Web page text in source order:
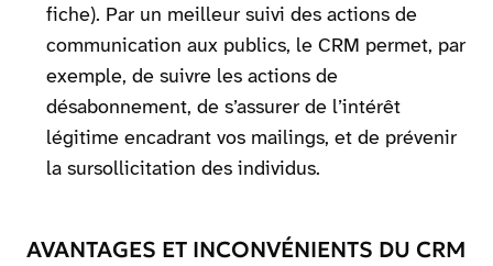
fiche). Par un meilleur suivi des actions de
communication aux publics, le CRM permet, par
exemple, de suivre les actions de
désabonnement, de s’assurer de l’intérêt
légitime encadrant vos mailings, et de prévenir
la sursollicitation des individus.
AVANTAGES ET INCONVÉNIENTS DU CRM